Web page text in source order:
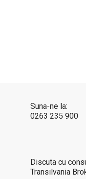
Suna-ne la:
0263 235 900
Discuta cu
Transilvania